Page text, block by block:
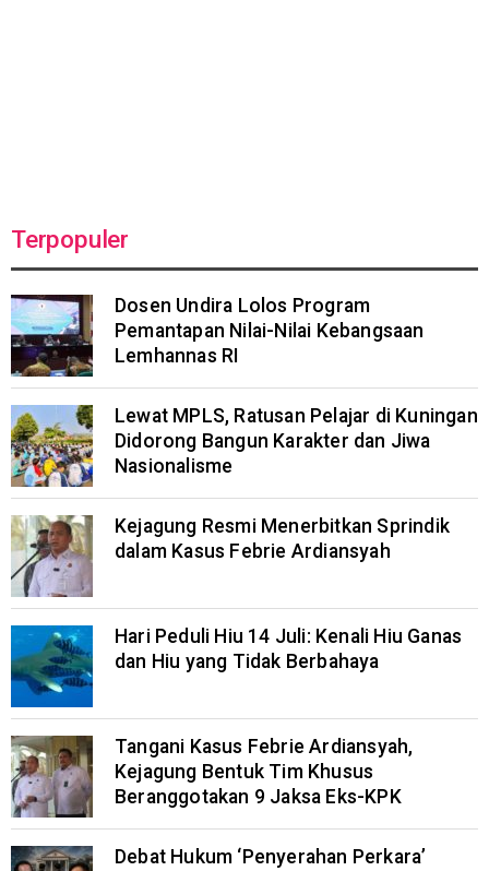
Terpopuler
Dosen Undira Lolos Program
Pemantapan Nilai-Nilai Kebangsaan
Lemhannas RI
Lewat MPLS, Ratusan Pelajar di Kuningan
Didorong Bangun Karakter dan Jiwa
Nasionalisme
Kejagung Resmi Menerbitkan Sprindik
dalam Kasus Febrie Ardiansyah
Hari Peduli Hiu 14 Juli: Kenali Hiu Ganas
dan Hiu yang Tidak Berbahaya
Tangani Kasus Febrie Ardiansyah,
Kejagung Bentuk Tim Khusus
Beranggotakan 9 Jaksa Eks-KPK
Debat Hukum ‘Penyerahan Perkara’